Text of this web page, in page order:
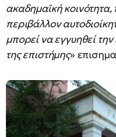
ακαδημαϊκή κοινότητα,
περιβάλλον
μπορεί να εγγυηθεί
της επιστήμης»